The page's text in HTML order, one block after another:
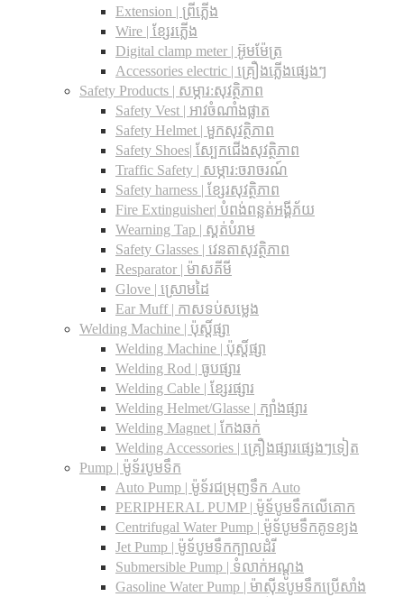
Extension | ព្រីភ្លើង
Wire | ខ្សែរភ្លើង
Digital clamp meter | អ៊ូមម៉ែត្រ
Accessories electric | គ្រឿងភ្លើងផ្សេងៗ
Safety Products | សម្ភារ:សុវត្ថិភាព
Safety Vest | អាវចំណាំងផ្លាត
Safety Helmet | មួកសុវត្ថិភាព
Safety Shoes| ស្បែកជើងសុវត្ថិភាព
Traffic Safety​ | សម្ភារ:ចរាចរណ៍
Safety harness | ខ្សែរសុវត្ថិភាព
Fire Extinguisher| បំពង់ពន្លត់អង្គីភ័យ
Wearning Tap | ស្គត់បំរាម
Safety Glasses | វេនតាសុវត្ថិភាព
Resparator | ម៉ាសគីមី
Glove | ស្រោមដៃ
Ear Muff | កាសទប់សម្លេង
Welding Machine | ប៉ុស្តិ៍ផ្សា
Welding Machine | ប៉ុស្តិ៍ផ្សា
Welding Rod | ធូបផ្សារ
Welding Cable | ខ្សែរផ្សារ
Welding Helmet/Glasse | ក្បាំងផ្សារ
Welding Magnet | កែងឆក់
Welding Accessories | គ្រឿងផ្សារផ្សេងៗទៀត
Pump | ម៉ូទ័របូមទឹក
Auto Pump | ម៉ូទ័រជម្រុញទឹក Auto
PERIPHERAL PUMP | ម៉ូទ័បូមទឹកលើគោក
Centrifugal Water Pump | ម៉ូទ័បូមទឹកគូទខ្យង
Jet Pump | ម៉ូទ័បូមទឹកក្បាលដំរី
Submersible Pump | ទំលាក់អណ្តូង
Gasoline Water Pump | ម៉ាស៊ីនបូមទឹកប្រើសាំង